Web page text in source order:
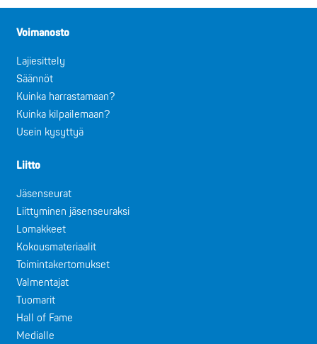
Voimanosto
Lajiesittely
Säännöt
Kuinka harrastamaan?
Kuinka kilpailemaan?
Usein kysyttyä
Liitto
Jäsenseurat
Liittyminen jäsenseuraksi
Lomakkeet
Kokousmateriaalit
Toimintakertomukset
Valmentajat
Tuomarit
Hall of Fame
Medialle